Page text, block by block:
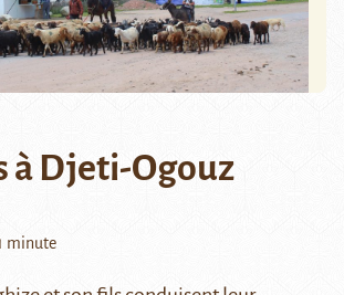
à Djeti-Ogouz
minute